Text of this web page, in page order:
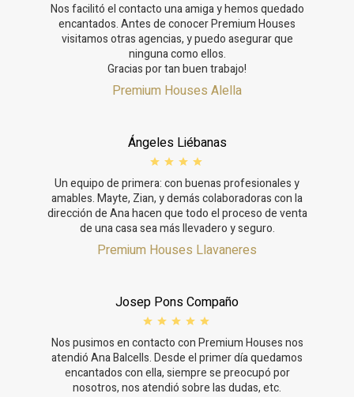
Nos facilitó el contacto una amiga y hemos quedado
encantados. Antes de conocer Premium Houses
visitamos otras agencias, y puedo asegurar que
ninguna como ellos.
Gracias por tan buen trabajo!
Premium Houses Alella
Ángeles Liébanas
Un equipo de primera: con buenas profesionales y
amables. Mayte, Zian, y demás colaboradoras con la
dirección de Ana hacen que todo el proceso de venta
de una casa sea más llevadero y seguro.
Premium Houses Llavaneres
Josep Pons Compaño
Nos pusimos en contacto con Premium Houses nos
atendió Ana Balcells. Desde el primer día quedamos
encantados con ella, siempre se preocupó por
nosotros, nos atendió sobre las dudas, etc.
Технический и функциональный
Всегда активный
Этот веб-сайт использует собственные файлы cookie
для сбора информации с целью улучшения наших
услуг. Если вы продолжите просмотр, вы соглашаетесь
с их установкой. Пользователь имеет возможность
настроить свой браузер, имея возможность, если он
Аналитика и персонализация
Они позволяют отслеживать и анализировать
поведение пользователей этого веб-сайта.
Информация, собранная с помощью этого типа файлов
cookie, используется для измерения активности в
Интернете для разработки профилей навигации
пользователями службы. Они позволяют нам сохранять
информацию о предпочтениях пользователя, чтобы
улучшить качество наших услуг и предложить лучший
Маркетинг и реклама